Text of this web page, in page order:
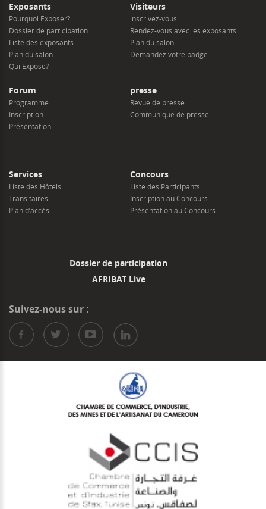
Exposants
Qui Expose?
Pourquoi Exposer?
Dossier de participation
Liste des exposants
Plan du salon
Visiteurs
Demandez votre badge
inscrivez-vous
Rendez-vous avec les exposants
Plan du salon
Forum
Présentation
Programme
Inscription
presse
Communique de presse
Revue de presse
Services
Plan d’accès
Liste des Hôtels
Transitaires
Concours
Présentation au Concours
Liste des Participants
Inscription au Concours
Dossier de participation
AFRIBAT Live
Suivez-nous sur :